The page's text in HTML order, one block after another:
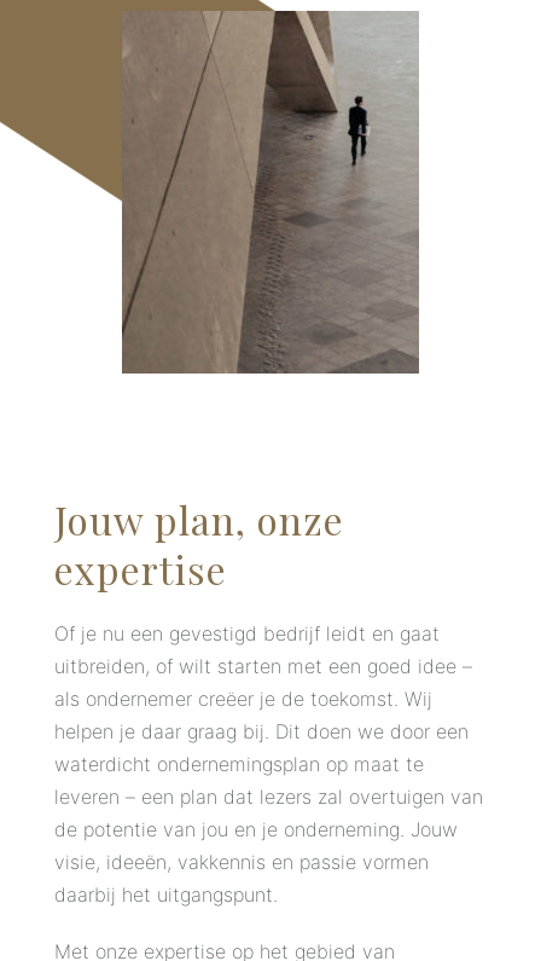
Jouw plan, onze
expertise
Of je nu een gevestigd bedrijf leidt en gaat
uitbreiden, of wilt starten met een goed idee –
als ondernemer creëer je de toekomst. Wij
helpen je daar graag bij. Dit doen we door een
waterdicht ondernemingsplan op maat te
leveren – een plan dat lezers zal overtuigen van
de potentie van jou en je onderneming. Jouw
visie, ideeën, vakkennis en passie vormen
daarbij het uitgangspunt.
Met onze expertise op het gebied van